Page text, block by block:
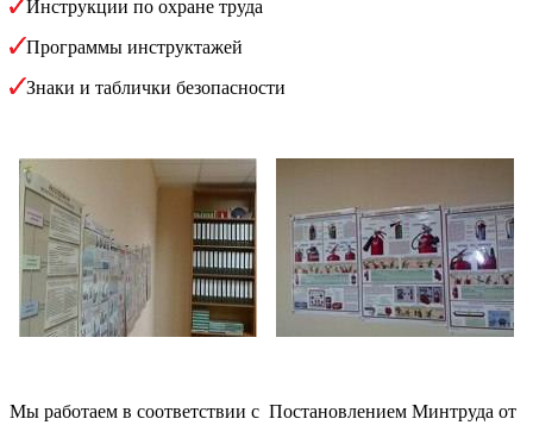
Инструкции по охране труда
Программы инструктажей
Знаки и таблички безопасности
Мы работаем в соответствии с Постановлением Минтруда от